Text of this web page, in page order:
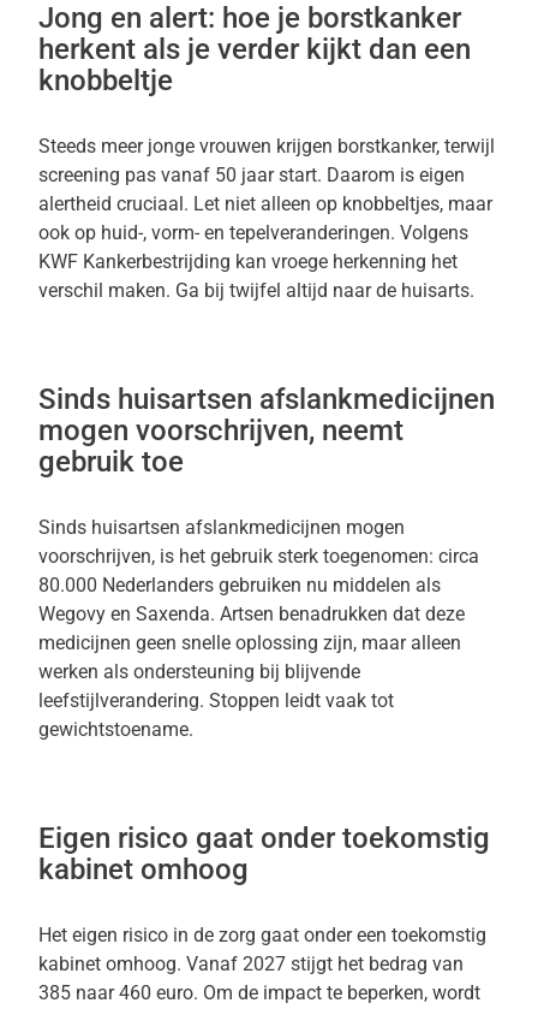
Jong en alert: hoe je borstkanker
herkent als je verder kijkt dan een
knobbeltje
Steeds meer jonge vrouwen krijgen borstkanker, terwijl
screening pas vanaf 50 jaar start. Daarom is eigen
alertheid cruciaal. Let niet alleen op knobbeltjes, maar
ook op huid-, vorm- en tepelveranderingen. Volgens
KWF Kankerbestrijding kan vroege herkenning het
verschil maken. Ga bij twijfel altijd naar de huisarts.
Sinds huisartsen afslankmedicijnen
mogen voorschrijven, neemt
gebruik toe
Sinds huisartsen afslankmedicijnen mogen
voorschrijven, is het gebruik sterk toegenomen: circa
80.000 Nederlanders gebruiken nu middelen als
Wegovy en Saxenda. Artsen benadrukken dat deze
medicijnen geen snelle oplossing zijn, maar alleen
werken als ondersteuning bij blijvende
leefstijlverandering. Stoppen leidt vaak tot
gewichtstoename.
Eigen risico gaat onder toekomstig
kabinet omhoog
Het eigen risico in de zorg gaat onder een toekomstig
kabinet omhoog. Vanaf 2027 stijgt het bedrag van
385 naar 460 euro. Om de impact te beperken, wordt